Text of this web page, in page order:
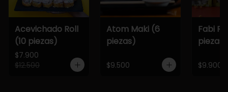
Acevichado Roll
(10 piezas)
$7.900
$12.500
Atom Maki (6
piezas)
$9.500
Fabi
piezas)
$9.900